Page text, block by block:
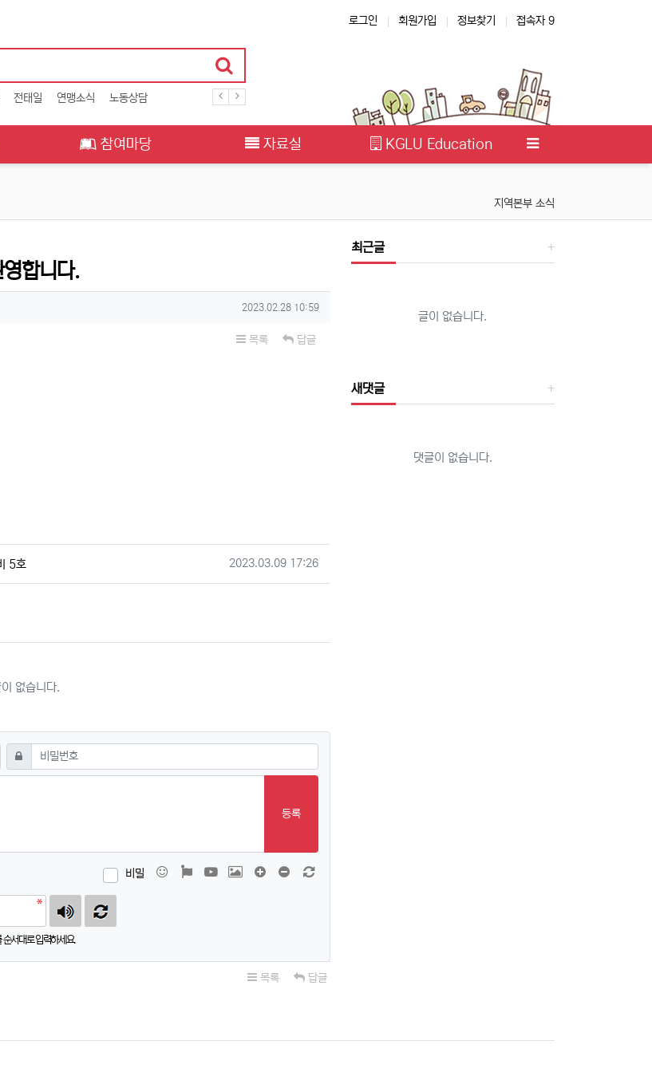
로그인 회원가입 정보찾기 접속자 9
전태일 연맹소식 노동상담
참여마당 자료실 KGLU Education
지역본부 소식
합니다.
작성일
2023.02.28 10:59
목록 답글
5호 작성일
2023.03.09 17:26
없습니다.
비밀번호필수
등록
비밀 이모티콘폰트어썸동영상 이미지 댓글창 늘이기댓글창 줄이기
서대로 입력하세요.
목록 답글
최근글
글이 없습니다.
새댓글
댓글이 없습니다.